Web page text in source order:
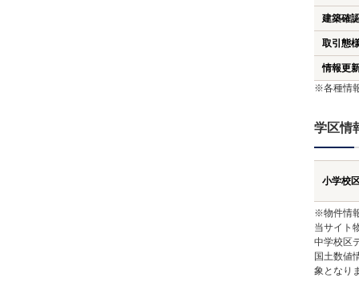
建築確
取引態
情報更
※各種情
学区情
小学校
※物件情
当サイト
中学校区
国土数値
象となり